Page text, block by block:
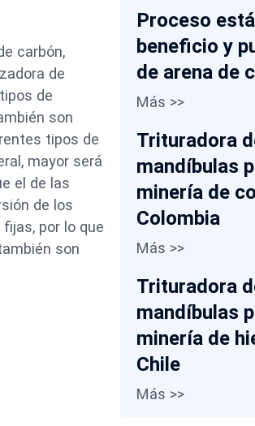
carbón,
de
de
son
tipos de
mayor será
el de las
de los
por lo que
son
Proceso
beneficio y
de arena de
Más >>
Trituradora
mandíbulas
minería de
Colombia
Más >>
Trituradora
mandíbulas
minería de
Chile
Más >>